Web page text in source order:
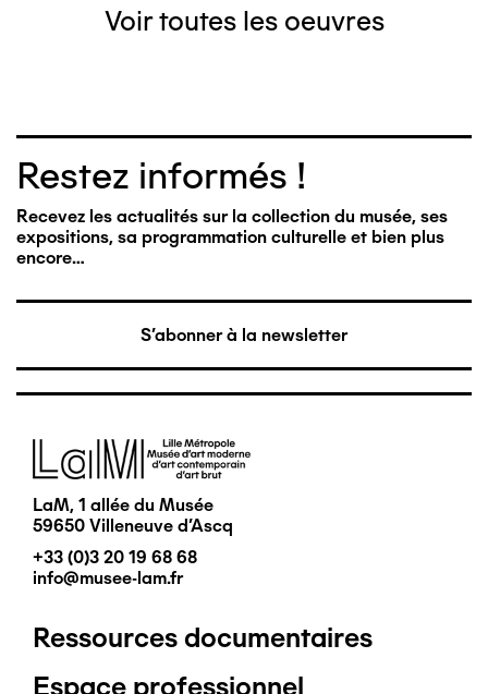
Voir toutes les oeuvres
Restez informés !
Recevez les actualités sur la collection du musée, ses
expositions, sa programmation culturelle et bien plus
encore…
S'abonner à la newsletter
Image
LaM, 1 allée du Musée
59650 Villeneuve d'Ascq
+33 (0)3 20 19 68 68
info@musee-lam.fr
Pied
Ressources documentaires
Espace professionnel